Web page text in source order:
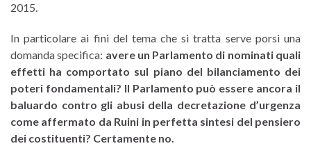
2015.
In particolare ai fini del tema che si tratta serve porsi una
domanda specifica: avere un Parlamento di nominati quali
effetti ha comportato sul piano del bilanciamento dei
poteri fondamentali? Il Parlamento può essere ancora il
baluardo contro gli abusi della decretazione d’urgenza
come affermato da Ruini in perfetta sintesi del pensiero
dei costituenti? Certamente no.